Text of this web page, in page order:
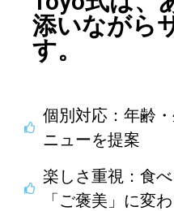
添いながら
す。
個別対応：年齢
ニューを提案
楽しさ重視：食
「ご褒美」に変